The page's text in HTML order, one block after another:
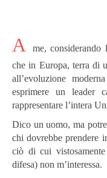
A
me, considerando
che in Europa, terra di
all’evoluzione
esprimere un leader
rappresentare l’intera
Dico un uomo, ma
chi dovrebbe prendere
ciò di cui
difesa) non m’interessa.